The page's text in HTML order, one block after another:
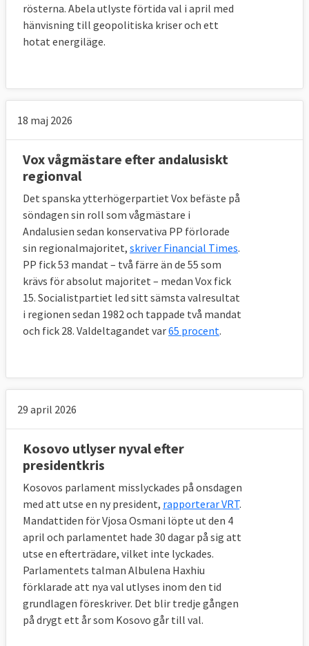
rösterna. Abela utlyste förtida val i april med
hänvisning till geopolitiska kriser och ett
hotat energiläge.
18 maj 2026
Vox vågmästare efter andalusiskt
regionval
Det spanska ytterhögerpartiet Vox befäste på
söndagen sin roll som vågmästare i
Andalusien sedan konservativa PP förlorade
sin regionalmajoritet, skriver Financial Times.
PP fick 53 mandat – två färre än de 55 som
krävs för absolut majoritet – medan Vox fick
15. Socialistpartiet led sitt sämsta valresultat
i regionen sedan 1982 och tappade två mandat
och fick 28. Valdeltagandet var65 procent.
29 april 2026
Kosovo utlyser nyval efter
presidentkris
Kosovos parlament misslyckades på onsdagen
med att utse en ny president, rapporterar VRT.
Mandattiden för Vjosa Osmani löpte ut den 4
april och parlamentet hade 30 dagar på sig att
utse en efterträdare, vilket inte lyckades.
Parlamentets talman Albulena Haxhiu
förklarade att nya val utlyses inom den tid
grundlagen föreskriver. Det blir tredje gången
på drygt ett år som Kosovo går till val.